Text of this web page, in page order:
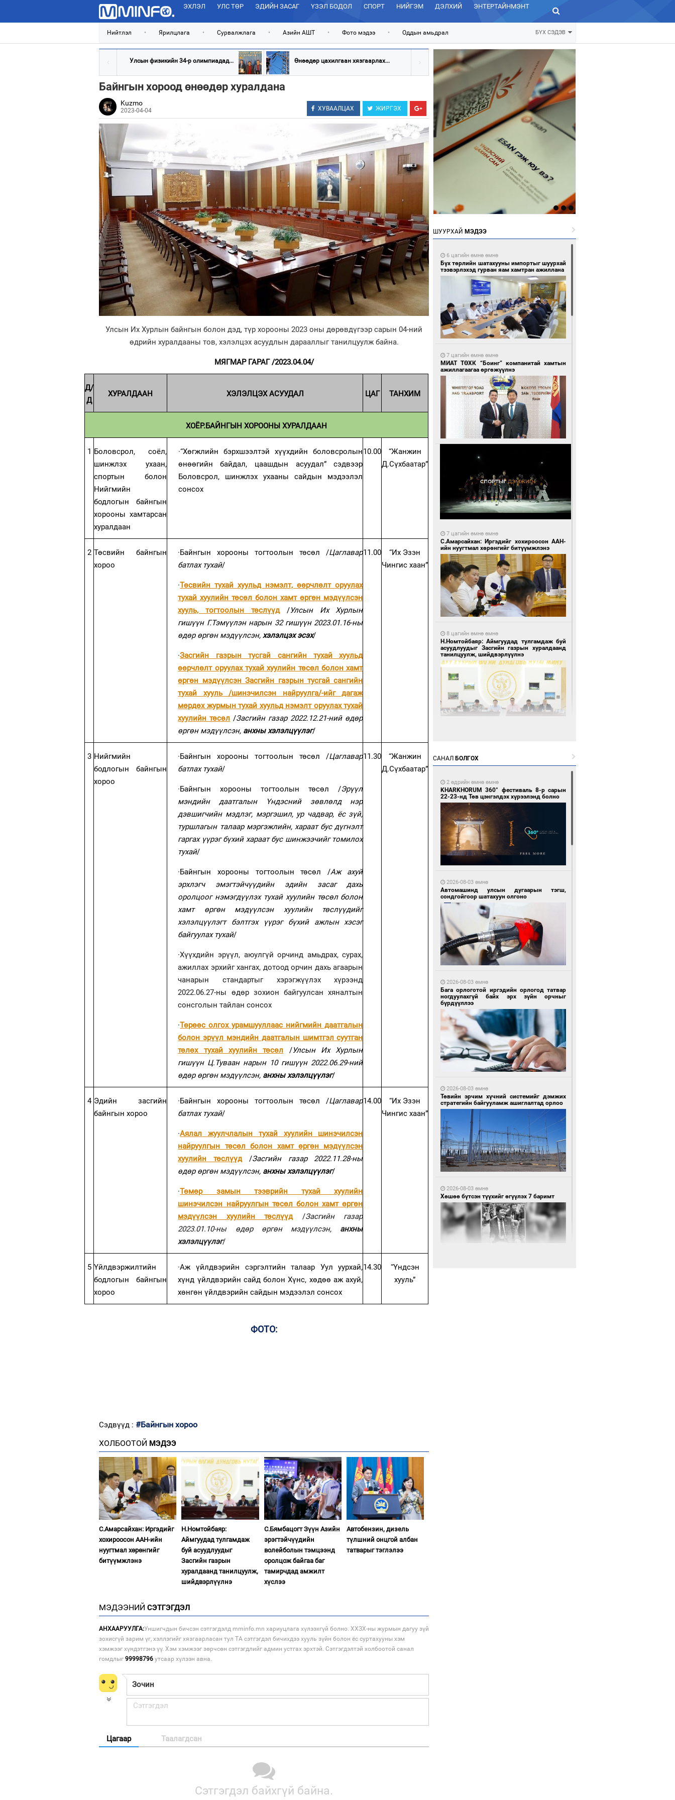
ЭХЛЭЛ УЛС ТӨР ЭДИЙН ЗАСАГ ҮЗЭЛ БОДОЛ СПОРТ НИЙГЭМ ДЭЛХИЙ ЭНТЕРТАЙНМЭНТ ЗУРХАЙ
Нийтлэл • Ярилцлага • Сурвалжлага • Азийн АШТ • Фото мэдээ • Оддын амьдрал БҮХ СЭДЭВ
Улсын физикийн 34-р олимпиадад... Өнөөдөр цахилгаан хязгаарлах...
Байнгын хороод өнөөдөр хуралдана
Kuzmo
2023-04-04 ХУВААЛЦАХ ЖИРГЭХ
Улсын Их Хурлын байнгын болон дэд, түр хорооны 2023 оны дөрөвдүгээр сарын 04-ний
өдрийн хуралдааны тов, хэлэлцэх асуудлын дарааллыг танилцуулж байна.
МЯГМАР ГАРАГ /2023.04.04/
Д/
Д
ХУРАЛДААН ХЭЛЭЛЦЭХ АСУУДАЛ ЦАГ ТАНХИМ
ХОЁР.БАЙНГЫН ХОРООНЫ ХУРАЛДААН
1 Боловсрол, соёл,
шинжлэх ухаан,
спортын болон
Нийгмийн
бодлогын байнгын
хорооны хамтарсан
хуралдаан
·“Хөгжлийн бэрхшээлтэй хүүхдийн боловсролын
өнөөгийн байдал, цаашдын асуудал” сэдвээр
Боловсрол, шинжлэх ухааны сайдын мэдээлэл
сонсох
10.00
“Жанжин
Д.Сүхбаатар”
2 Төсвийн байнгын
хороо
·Байнгын хорооны тогтоолын төсөл /Цаглавар
батлах тухай/
·Төсвийн тухай хуульд нэмэлт, өөрчлөлт оруулах
тухай хуулийн төсөл болон хамт өргөн мэдүүлсэн
хууль, тогтоолын төслүүд/Улсын Их Хурлын
гишүүн Г.Тэмүүлэн нарын 32 гишүүн 2023.01.16-ны
өдөр өргөн мэдүүлсэн,хэлэлцэх эсэх/
·Засгийн газрын тусгай сангийн тухай хуульд
өөрчлөлт оруулах тухай хуулийн төсөл болон хамт
өргөн мэдүүлсэн Засгийн газрын тусгай сангийн
тухай хууль /шинэчилсэн найруулга/-ийг дагаж
мөрдөх журмын тухай хуульд нэмэлт оруулах тухай
хуулийн төсөл /Засгийн газар 2022.12.21-ний өдөр
өргөн мэдүүлсэн, анхны хэлэлцүүлэг/
11.00
“Их Эзэн
Чингис хаан”
3 Нийгмийн
бодлогын байнгын
хороо
·Байнгын хорооны тогтоолын төсөл /Цаглавар
батлах тухай/
·Байнгын хорооны тогтоолын төсөл /Эрүүл
мэндийн даатгалын Үндэсний зөвлөлд нэр
дэвшигчийн мэдлэг, мэргэшил, ур чадвар, ёс зүй,
туршлагын талаар мэргэжлийн, хараат бус дүгнэлт
гаргах үүрэг бүхий хараат бус шинжээчийг томилох
тухай/
·Байнгын хорооны тогтоолын төсөл /Аж ахуй
эрхлэгч эмэгтэйчүүдийн эдийн засаг дахь
оролцоог нэмэгдүүлэх тухай хуулийн төсөл болон
хамт өргөн мэдүүлсэн хуулийн төслүүдийг
хэлэлцүүлэгт бэлтгэх үүрэг бүхий ажлын хэсэг
байгуулах тухай/
·Хүүхдийн эрүүл, аюулгүй орчинд амьдрах, сурах,
ажиллах эрхийг хангах, дотоод орчин дахь агаарын
чанарын стандартыг хэрэгжүүлэх хүрээнд
2022.06.27-ны өдөр зохион байгуулсан хяналтын
сонсголын тайлан сонсох
·Төрөөс олгох урамшууллаас нийгмийн даатгалын
болон эрүүл мэндийн даатгалын шимтгэл суутган
төлөх тухай хуулийн төсөл /Улсын Их Хурлын
гишүүн Ц.Туваан нарын 10 гишүүн 2022.06.29-ний
өдөр өргөн мэдүүлсэн, анхны хэлэлцүүлэг/
11.30
“Жанжин
Д.Сүхбаатар”
4 Эдийн засгийн
байнгын хороо
·Байнгын хорооны тогтоолын төсөл /Цаглавар
батлах тухай/
·Аялал жуулчлалын тухай хуулийн шинэчилсэн
найруулгын төсөл болон хамт өргөн мэдүүлсэн
хуулийн төслүүд/Засгийн газар 2022.11.28-ны
өдөр өргөн мэдүүлсэн, анхны хэлэлцүүлэг/
·Төмөр замын тээврийн тухай хуулийн
шинэчилсэн найруулгын төсөл болон хамт өргөн
мэдүүлсэн хуулийн төслүүд/Засгийн газар
2023.01.10-ны өдөр өргөн мэдүүлсэн, анхны
хэлэлцүүлэг/
14.00
“Их Эзэн
Чингис хаан”
5 Үйлдвэржилтийн
бодлогын байнгын
хороо
·Аж үйлдвэрийн сэргэлтийн талаар Уул уурхай,
хүнд үйлдвэрийн сайд болон Хүнс, хөдөө аж ахуй,
хөнгөн үйлдвэрийн сайдын мэдээлэл сонсох
14.30
“Үндсэн
хууль”
ФОТО:
Сэдвүүд : #Байнгын хороо
ХОЛБООТОЙ МЭДЭЭ
С.Амарсайхан: Иргэдийг
хохироосон ААН-ийн
нуугтмал хөрөнгийг
битүүмжлэнэ
Н.Номтойбаяр:
Аймгуудад тулгамдаж
буй асуудлуудыг
Засгийн газрын
хуралдаанд танилцуулж,
шийдвэрлүүлнэ
С.Бямбацогт Зүүн Азийн
эрэгтэйчүүдийн
волейболын тэмцээнд
оролцож байгаа баг
тамирчдад амжилт
хүслээ
Автобензин, дизель
түлшний онцгой албан
татварыг тэглэлээ
МЭДЭЭНИЙ СЭТГЭГДЭЛ
АНХААРУУЛГА:Уншигчдын бичсэн сэтгэгдэлд mminfo.mn хариуцлага хүлээхгүй болно. ХХЗХ-ны журмын дагуу зүй
зохисгүй зарим үг, хэллэгийг хязгаарласан тул ТА сэтгэгдэл бичихдээ хууль зүйн болон ёс суртахууны хэм
хэмжээг хүндэтгэнэ үү. Хэм хэмжээг зөрчсөн сэтгэгдлийг админ устгах эрхтэй. Сэтгэгдэлтэй холбоотой санал
гомдлыг 99998796 утсаар хүлээн авна.
Цагаар Таалагдсан
Сэтгэгдэл байхгүй байна.
ШУУРХАЙ МЭДЭЭ
6 цагийн өмнө өмнө
Бүх төрлийн шатахууны импортыг шуурхай
тээвэрлэхэд гурван яам хамтран ажиллана
7 цагийн өмнө өмнө
МИАТ ТӨХК “Боинг” компанитай хамтын
ажиллагаагаа өргөжүүлнэ
7 цагийн өмнө өмнө
С.Амарсайхан: Иргэдийг хохироосон ААН-
ийн нуугтмал хөрөнгийг битүүмжлэнэ
8 цагийн өмнө өмнө
Н.Номтойбаяр: Аймгуудад тулгамдаж буй
асуудлуудыг Засгийн газрын хуралдаанд
танилцуулж, шийдвэрлүүлнэ
дугаартай автомашинтай иргэдэд шатахуун
олгоно
15 цагийн өмнө өмнө
С.Бямбацогт Зүүн Азийн эрэгтэйчүүдийн
тамирчдад амжилт хүслээ
16 цагийн өмнө өмнө
Согтуугаар тээврийн хэрэгсэл жолоодсон
95 зөрчил бүртгэгдлээ
16 цагийн өмнө өмнө
Автобензин, дизель түлшний онцгой албан
татварыг тэглэлээ
16 цагийн өмнө өмнө
Санхүүгийн хэмнэлтийн горимд эрүүл
мэндийн салбар хамаарахгүй
САНАЛ БОЛГОХ
2 өдрийн өмнө өмнө
KHARKHORUM 360° фестиваль 8-р сарын
22-23-нд Төв цэнгэлдэх хүрээлэнд болно
2026-08-03 өмнө
Автомашинд улсын дугаарын тэгш,
сондгойгоор шатахуун олгоно
2026-08-03 өмнө
Бага орлоготой иргэдийн орлогод татвар
ногдуулахгүй байх эрх зүйн орчныг
бүрдүүллээ
2026-08-03 өмнө
Төвийн эрчим хүчний системийг дэмжих
стратегийн байгууламж ашиглалтад орлоо
2026-08-03 өмнө
Хөшөө бүтсэн түүхийг өгүүлэх 7 баримт